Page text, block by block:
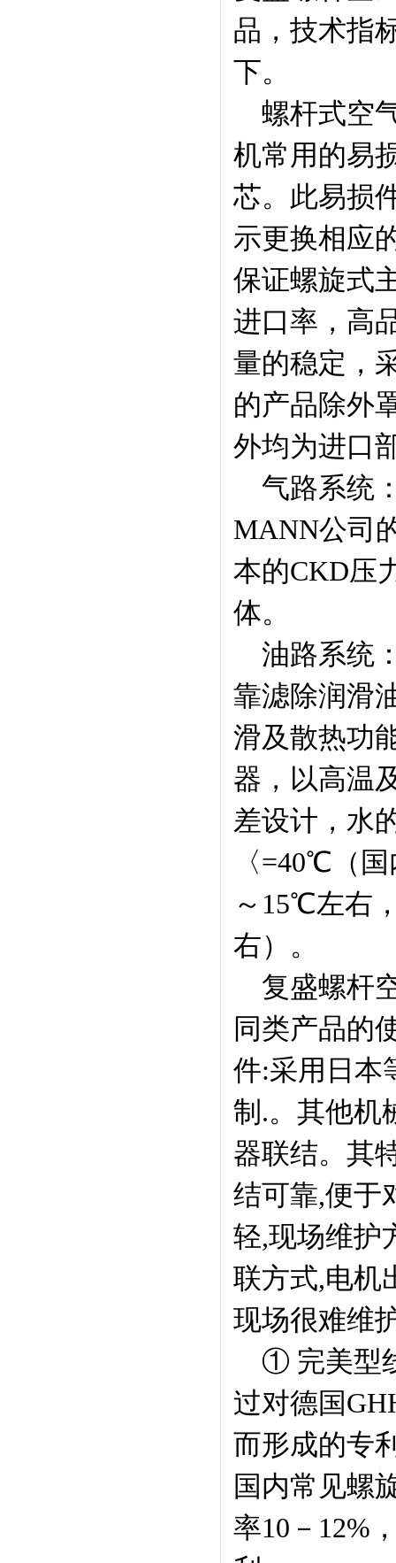
品，技术指
下。
螺杆式空
机常用的易
芯。此易损
示更换相应
保证螺旋式
进口率，高
量的稳定，
的产品除外
外均为进口
气路系统
MANN公司
本的CKD压
体。
油路系统
靠滤除润滑
滑及散热功
器，以高温
差设计，水
〈=40℃（
～15℃左右
右）。
复盛螺杆
同类产品的
件:采用日本
制.。其他机
器联结。其
结可靠,便于
轻,现场维护
联方式,电机
现场很难维
① 完美型
过对德国
而形成的专
国内常见螺
率10－12%